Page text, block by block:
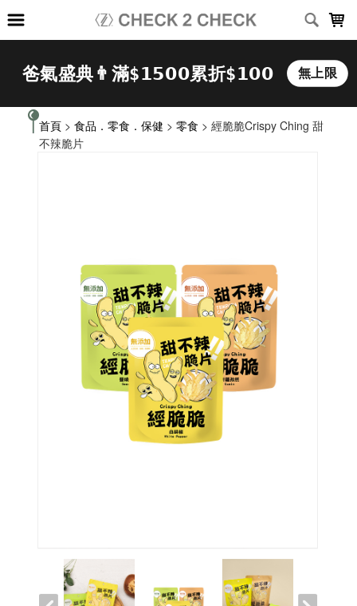
首頁 > 食品．零食．保健 > 零食 > 經脆脆Crispy Ching 甜
不辣脆片